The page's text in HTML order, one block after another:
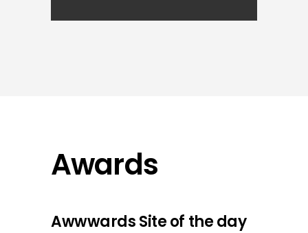
Awards
Awwwards Site of the day